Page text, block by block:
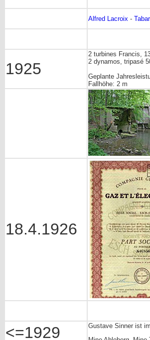
Alfred Lacroix -
1925
2 turbines Francis,
2 dynamos, tripasé
Geplante
Fallhöhe: 2 m
18.4.1926
<=1929
Gustave Sinner ist